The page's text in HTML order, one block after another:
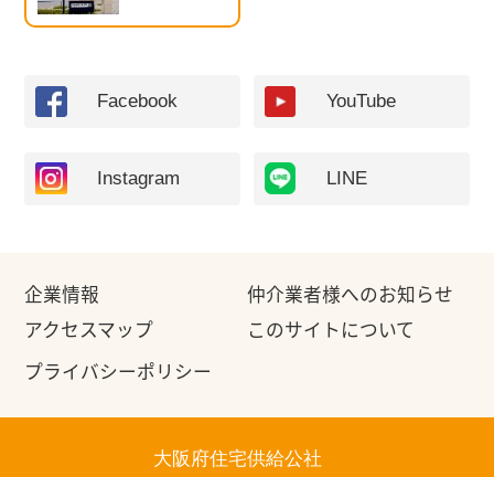
Facebook YouTube
Instagram LINE
企業情報
仲介業者様へのお知らせ
アクセスマップ
このサイトについて
プライバシーポリシー
大阪府住宅供給公社